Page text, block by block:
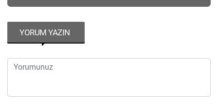
YORUM YAZIN